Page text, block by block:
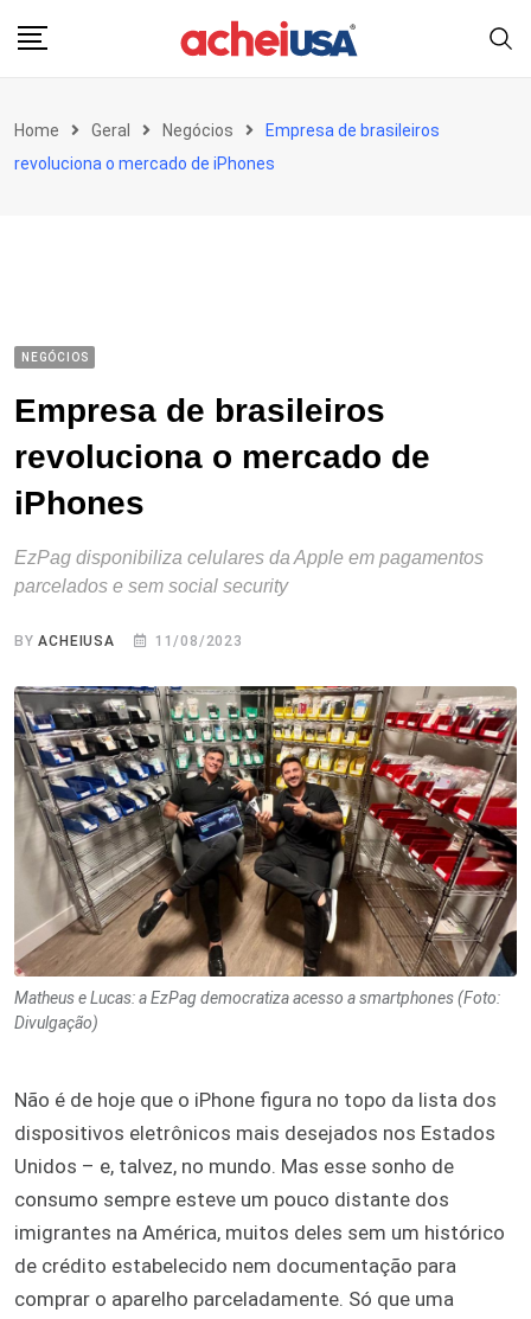
Home Geral Negócios
Empresa de brasileiros
revoluciona o mercado de iPhones
NEGÓCIOS
Empresa de brasileiros
revoluciona o mercado de
iPhones
EzPag disponibiliza celulares da Apple em pagamentos
parcelados e sem social security
BYACHEIUSA 11/08/2023
Matheus e Lucas: a EzPag democratiza acesso a smartphones (Foto:
Divulgação)
Não é de hoje que o iPhone figura no topo da lista dos
dispositivos eletrônicos mais desejados nos Estados
Unidos – e, talvez, no mundo. Mas esse sonho de
consumo sempre esteve um pouco distante dos
imigrantes na América, muitos deles sem um histórico
de crédito estabelecido nem documentação para
comprar o aparelho parceladamente. Só que uma